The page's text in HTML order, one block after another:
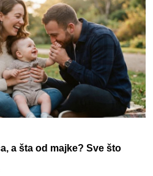
a šta od majke? Sve što